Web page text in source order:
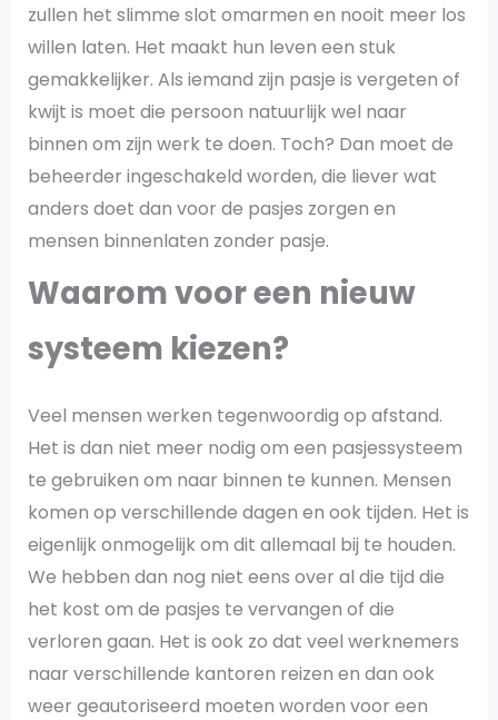
zullen het slimme slot omarmen en nooit meer los
willen laten. Het maakt hun leven een stuk
gemakkelijker. Als iemand zijn pasje is vergeten of
kwijt is moet die persoon natuurlijk wel naar
binnen om zijn werk te doen. Toch? Dan moet de
beheerder ingeschakeld worden, die liever wat
anders doet dan voor de pasjes zorgen en
mensen binnenlaten zonder pasje.
Waarom voor een nieuw
systeem kiezen?
Veel mensen werken tegenwoordig op afstand.
Het is dan niet meer nodig om een pasjessysteem
te gebruiken om naar binnen te kunnen. Mensen
komen op verschillende dagen en ook tijden. Het is
eigenlijk onmogelijk om dit allemaal bij te houden.
We hebben dan nog niet eens over al die tijd die
het kost om de pasjes te vervangen of die
verloren gaan. Het is ook zo dat veel werknemers
naar verschillende kantoren reizen en dan ook
weer geautoriseerd moeten worden voor een